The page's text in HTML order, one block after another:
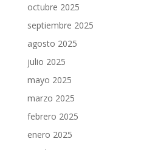
octubre 2025
septiembre 2025
agosto 2025
julio 2025
mayo 2025
marzo 2025
febrero 2025
enero 2025